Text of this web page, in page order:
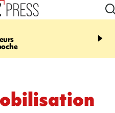
08:37
La flamme